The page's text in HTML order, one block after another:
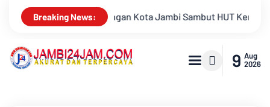
Breaking News:
Kemerdekaan RI Ke 81 Gelar Berbagai Kegiatan
9 Aug
2026